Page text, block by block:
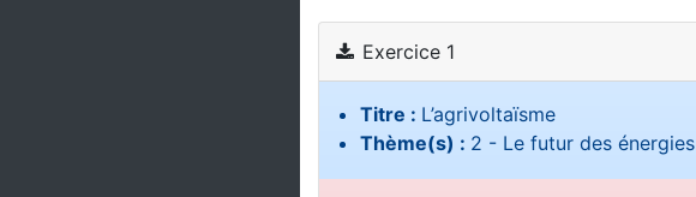
Exercice 1
Titre : L’agrivoltaïsme
Thème(s) : 2 - Le futur des énergies